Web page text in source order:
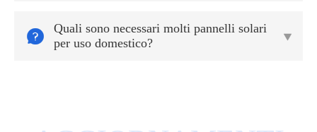

Quali sono necessari molti pannelli solari
per uso domestico?
